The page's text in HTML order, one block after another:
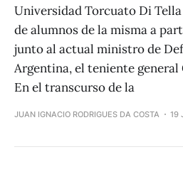
Universidad Torcuato Di
de alumnos de la misma a
junto al actual ministro de
Argentina, el teniente
En el transcurso de la
JUAN IGNACIO RODRIGUES DA COSTA 19